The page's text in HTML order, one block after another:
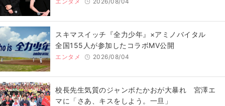
スキマスイッチ『全力少年』×アミノバイタル
全国155人が参加したコラボMV公開
エンタメ 2026/08/04
校長先生気質のジャンボたかおが大暴れ 宮澤エ
マに「さあ、キスをしよう。一旦」